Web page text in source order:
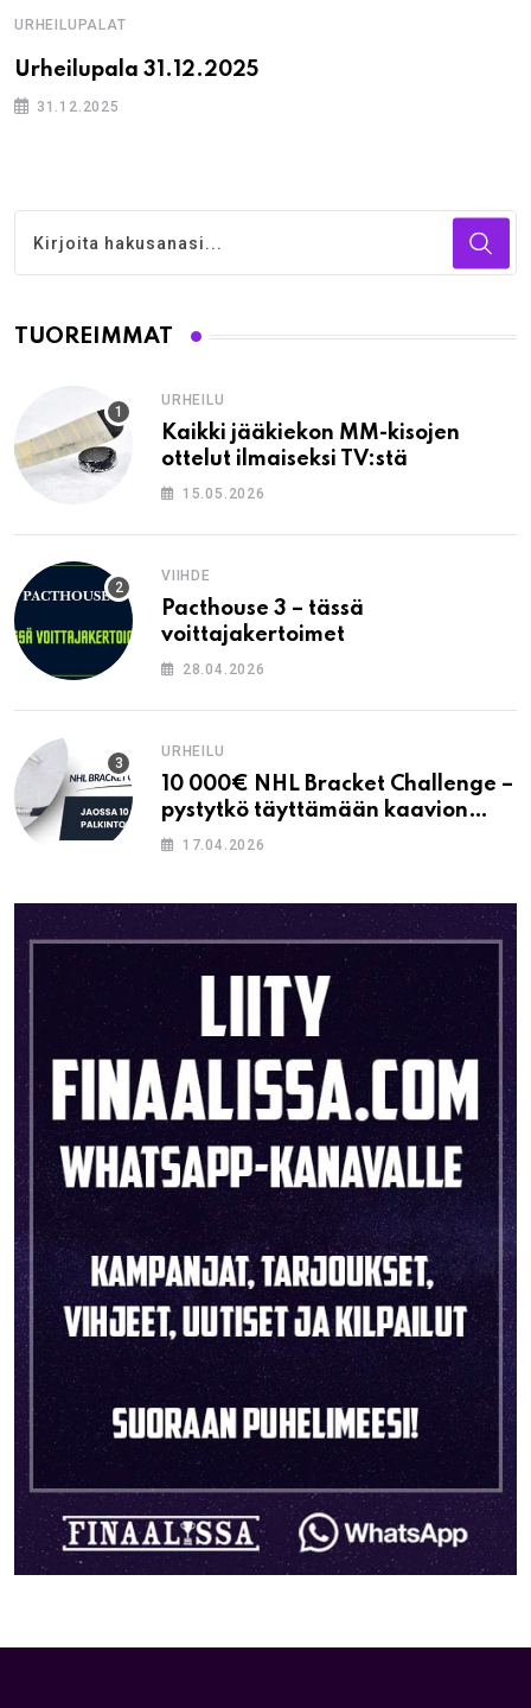
URHEILUPALAT
Urheilupala 31.12.2025
31.12.2025
TUOREIMMAT
URHEILU
Kaikki jääkiekon MM-kisojen
ottelut ilmaiseksi TV:stä
15.05.2026
VIIHDE
Pacthouse 3 – tässä
voittajakertoimet
28.04.2026
URHEILU
10 000€ NHL Bracket Challenge –
pystytkö täyttämään kaavion
oikein?
17.04.2026